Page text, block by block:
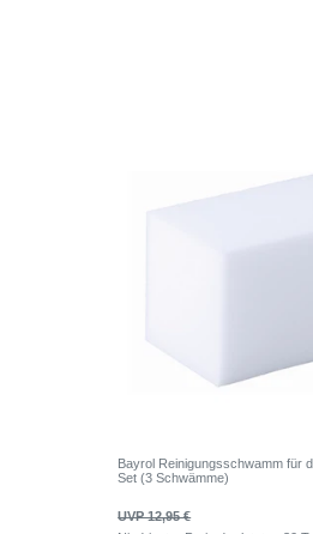
Bayrol Reinigungsschwamm für
Set (3 Schwämme)
UVP 12,95 €